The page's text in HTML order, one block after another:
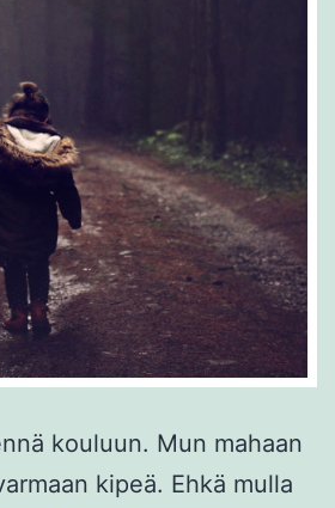
kouluun. Mun mahaan
kipeä. Ehkä mulla